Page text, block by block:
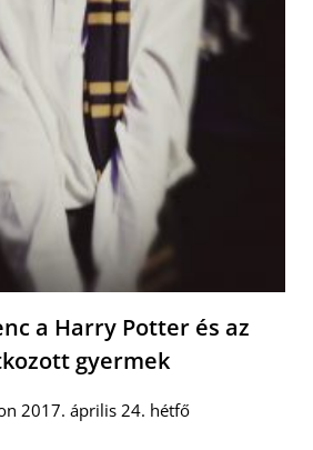
a Harry Potter és az
gyermek
2017. április 24. hétfő